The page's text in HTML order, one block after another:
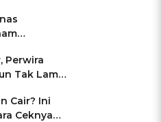
Pakansari
Perwira
Tak Lama
Cair? Ini
Ceknya